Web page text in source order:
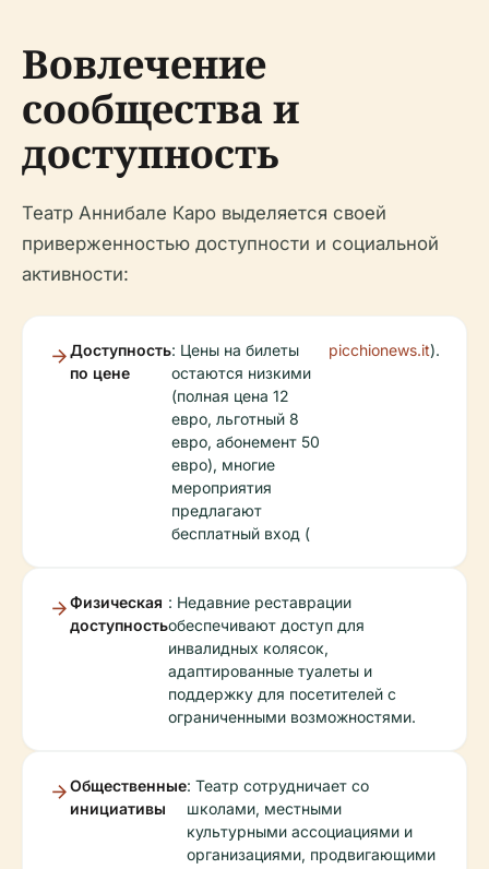
Вовлечение
сообщества и
доступность
Театр Аннибале Каро выделяется своей
приверженностью доступности и социальной
активности:
Доступность
по цене
: Цены на билеты
остаются низкими
(полная цена 12
евро, льготный 8
евро, абонемент 50
евро), многие
мероприятия
предлагают
бесплатный вход (
picchionews.it).
Физическая
доступность
: Недавние реставрации
обеспечивают доступ для
инвалидных колясок,
адаптированные туалеты и
поддержку для посетителей с
ограниченными возможностями.
Общественные
инициативы
: Театр сотрудничает со
школами, местными
культурными ассоциациями и
организациями, продвигающими